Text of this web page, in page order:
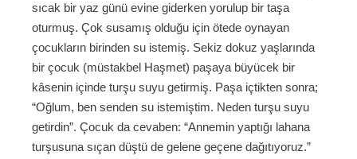
sıcak bir yaz günü evine giderken yorulup bir taşa
oturmuş. Çok susamış olduğu için ötede oynayan
çocukların birinden su istemiş. Sekiz dokuz yaşlarında
bir çocuk (müstakbel Haşmet) paşaya büyücek bir
kâsenin içinde turşu suyu getirmiş. Paşa içtikten sonra;
“Oğlum, ben senden su istemiştim. Neden turşu suyu
getirdin”. Çocuk da cevaben: “Annemin yaptığı lahana
turşusuna sıçan düştü de gelene geçene dağıtıyoruz.”